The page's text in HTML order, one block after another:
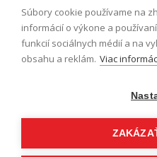
Môj profil
Zabudnuté heslo
Formulár pre odstúpenie
Súbory cookie používame na
informácií o výkone a
funkcií sociálnych médií a na
obsahu a reklám. Viac